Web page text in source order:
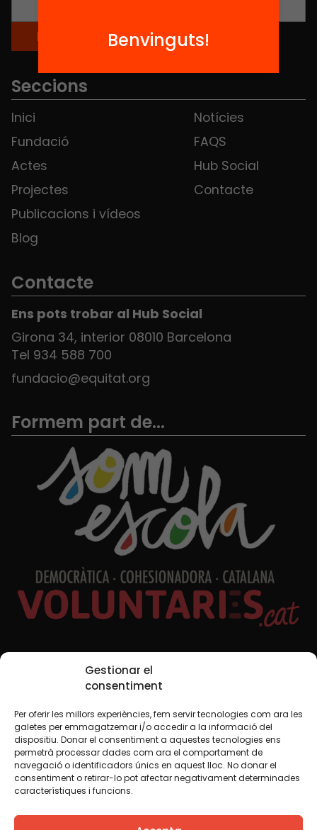
Gestionar el
consentiment
Per oferir les millors experiències, fem servir tecnologies com ara les
galetes per emmagatzemar i/o accedir a la informació del
dispositiu. Donar el consentiment a aquestes tecnologies ens
permetrà processar dades com ara el comportament de
navegació o identificadors únics en aquest lloc. No donar el
consentiment o retirar-lo pot afectar negativament determinades
característiques i funcions.
Seccions
Inici
Fundació
Actes
Projectes
Publicacions i vídeos
Blog
Notícies
FAQS
Hub Social
Contacte
Contacte
Ens pots trobar al Hub Social
Girona 34, interior 08010 Barcelona
Tel 934 588 700
fundacio@equitat.org
Formem part de...
Xarxes Socials
TWT YTB IG FB IN
Avís legalPolítica de cookies
Creiem que el coneixement s’ha de compartir. Per això
Benvinguts!